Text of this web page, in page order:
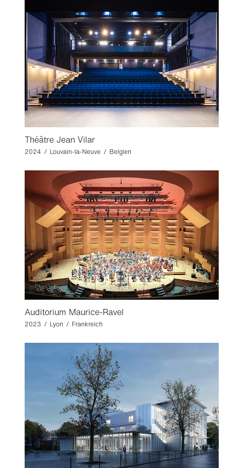
Théâtre Jean Vilar
2024 / Louvain-la-Neuve / Belgien
Auditorium Maurice-Ravel
2023 / Lyon / Frankreich